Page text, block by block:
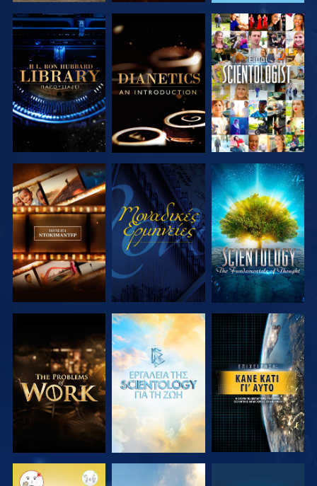
ΕΞΕΡΕΥΝΗΣΤΕ
ΤΗ ΣΕΙΡΑ
ΕΞΕΡΕΥΝΗΣΤΕ
ΤΗ ΣΕΙΡΑ
ΠΑΡΑΚΟΛΟΥΘΗΣΤΕ
ΕΞΕΡΕΥΝΗΣΤΕ
ΤΗ ΣΕΙΡΑ
ΠΑΡΑΚΟΛΟΥΘΗΣΤΕ
ΕΞΕΡΕΥΝΗΣΤΕ
ΤΗ ΣΕΙΡΑ
ΕΞΕΡΕΥΝΗΣΤΕ
ΤΗ ΣΕΙΡΑ
ΕΞΕΡΕΥΝΗΣΤΕ
ΤΗ ΣΕΙΡΑ
ΠΑΡΑΚΟΛΟΥΘΗΣΤΕ